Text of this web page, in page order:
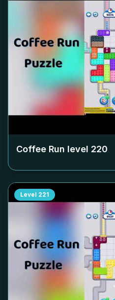
Coffee Run level 220
Level 221